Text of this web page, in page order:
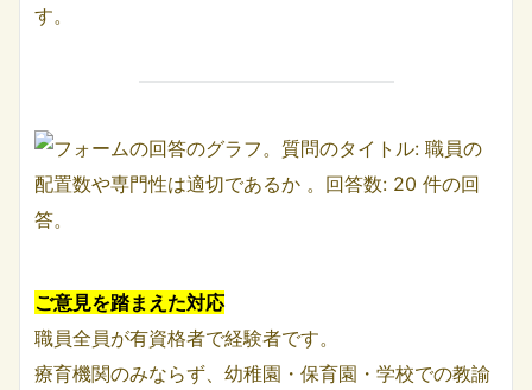
す。
ご意見を踏まえた対応
職員全員が有資格者で経験者です。
療育機関のみならず、幼稚園・保育園・学校での教諭